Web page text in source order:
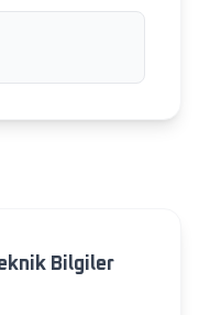
Bilgiler